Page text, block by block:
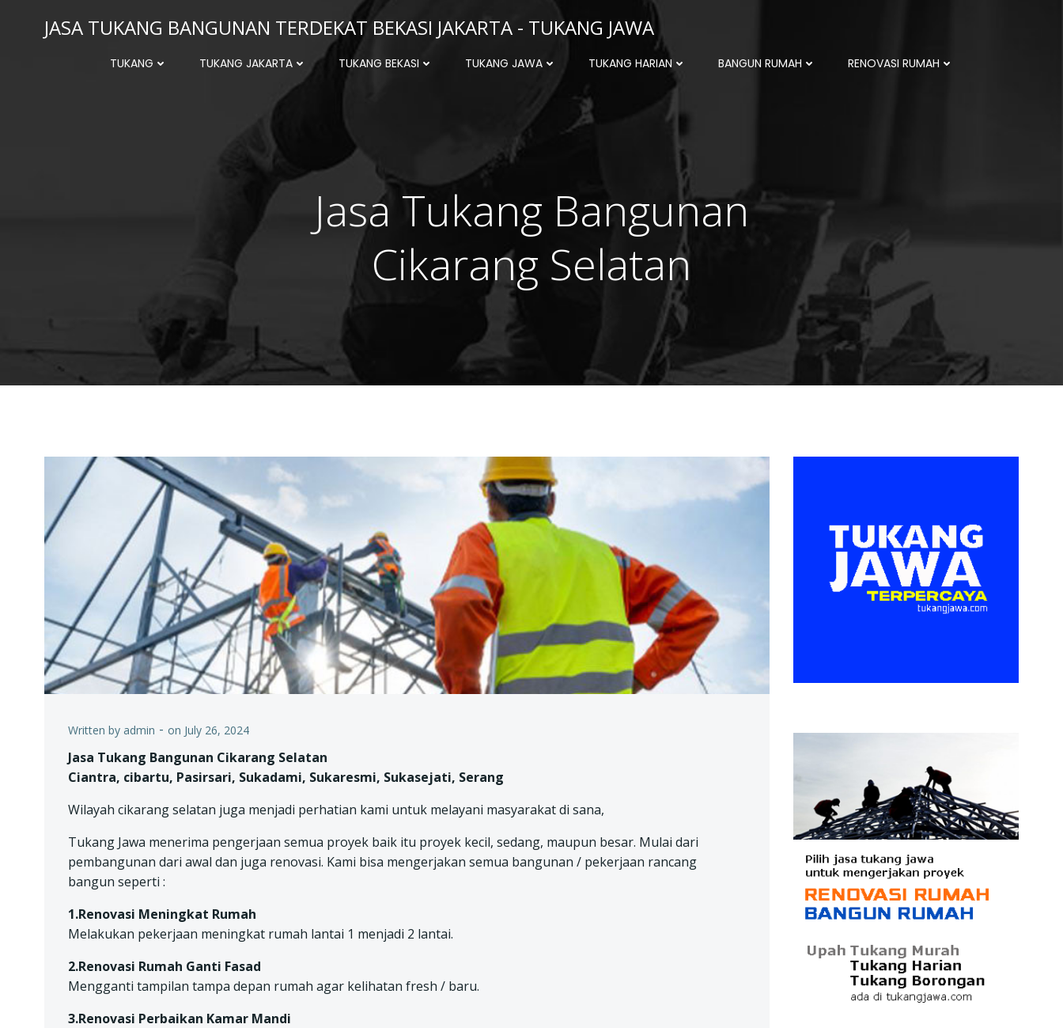
JASA TUKANG BANGUNAN TERDEKAT BEKASI JAKARTA - TUKANG JAWA
TUKANG TUKANG JAKARTA TUKANG BEKASI TUKANG JAWA TUKANG HARIAN BANGUN RUMAH RENOVASI RUMAH
Jasa Tukang Bangunan
Cikarang Selatan
Written by admin - on July 26, 2024
Jasa Tukang Bangunan Cikarang Selatan
Ciantra, cibartu, Pasirsari, Sukadami, Sukaresmi, Sukasejati, Serang
Wilayah cikarang selatan juga menjadi perhatian kami untuk melayani masyarakat di sana,
Tukang Jawa menerima pengerjaan semua proyek baik itu proyek kecil, sedang, maupun besar. Mulai dari
pembangunan dari awal dan juga renovasi. Kami bisa mengerjakan semua bangunan / pekerjaan rancang
bangun seperti :
1.Renovasi Meningkat Rumah
Melakukan pekerjaan meningkat rumah lantai 1 menjadi 2 lantai.
2.Renovasi Rumah Ganti Fasad
Mengganti tampilan tampa depan rumah agar kelihatan fresh / baru.
3.Renovasi Perbaikan Kamar Mandi